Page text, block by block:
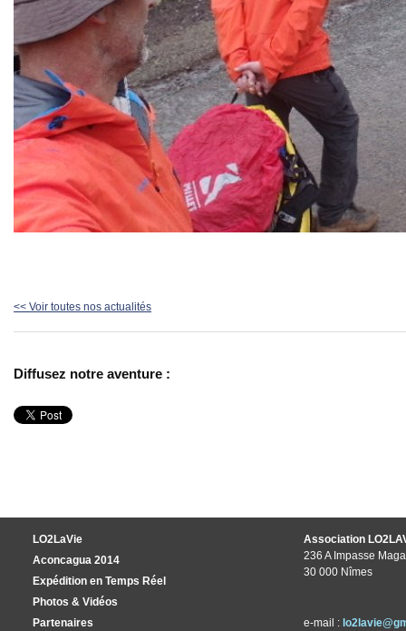
<< Voir toutes nos actualités
Diffusez notre aventure :
LO2LaVie
Aconcagua 2014
Expédition en Temps Réel
Photos & Vidéos
Partenaires
Association
236 A Impasse
30 000 Nîmes
e-mail :